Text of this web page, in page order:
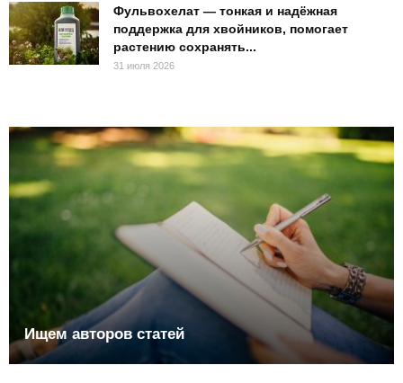
Фульвохелат — тонкая и надёжная
поддержка для хвойников, помогает
растению сохранять...
31 июля 2026
Ищем авторов статей